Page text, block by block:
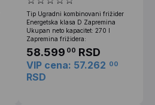
Tip Ugradni kombinovani frižider
Energetska klasa D Zapremina
Ukupan neto kapacitet: 270 l
Zapremina frižidera:
58.599 00 RSD
VIP cena: 57.262 00
RSD